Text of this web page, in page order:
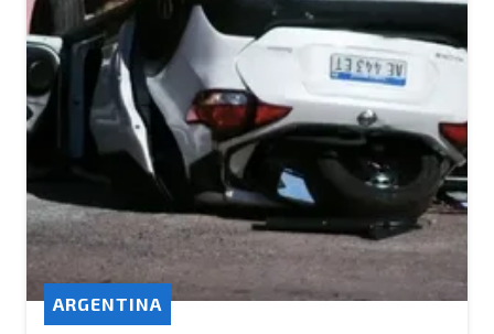
ARGENTINA